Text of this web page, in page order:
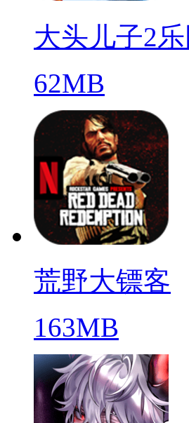
大头儿子2
62MB
荒野大镖客
163MB